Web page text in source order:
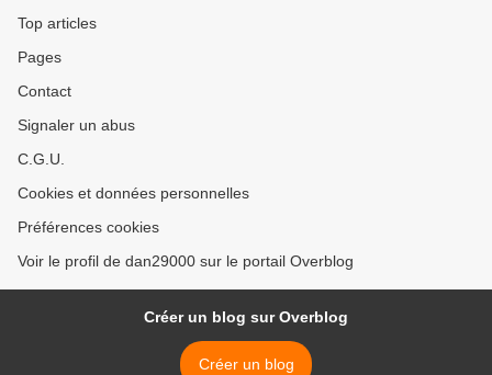
Top articles
Pages
Contact
Signaler un abus
C.G.U.
Cookies et données personnelles
Préférences cookies
Voir le profil de dan29000 sur le portail Overblog
Créer un blog sur Overblog
Créer un blog